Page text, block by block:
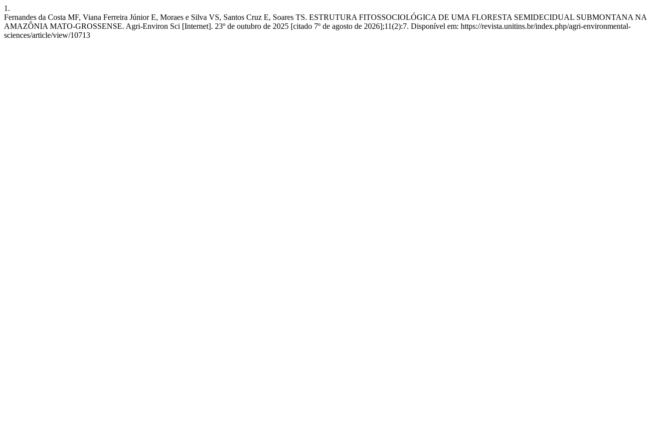
1.
Fernandes da Costa MF, Viana Ferreira Júnior E, Moraes e Silva VS, Santos Cruz E, Soares TS. ESTRUTURA FITOSSOCIOLÓGICA DE UMA FLORESTA SEMIDECIDUAL SUBMONTANA NA
AMAZÔNIA MATO-GROSSENSE. Agri-Environ Sci [Internet]. 23º de outubro de 2025 [citado 7º de agosto de 2026];11(2):7. Disponível em: https://revista.unitins.br/index.php/agri-environmental-
sciences/article/view/10713